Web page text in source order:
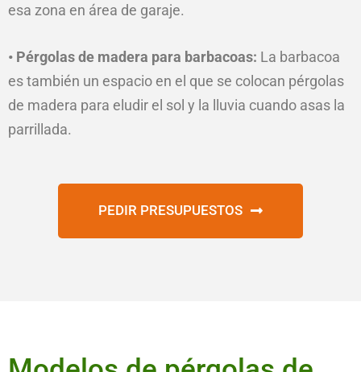
esa zona en área de garaje.
• Pérgolas de madera para barbacoas: La barbacoa
es también un espacio en el que se colocan pérgolas
de madera para eludir el sol y la lluvia cuando asas la
parrillada.
PEDIR PRESUPUESTOS